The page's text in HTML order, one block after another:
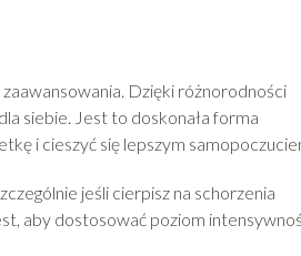
Dzięki różnorodności
siebie. Jest to doskonała forma
i cieszyć się lepszym
jeśli cierpisz na schorzenia
aby dostosować poziom